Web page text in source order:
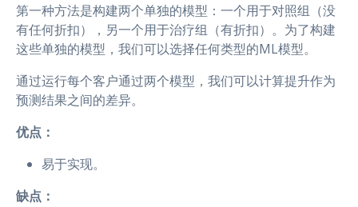
第一种方法是构建两个单独的模型：一个用于对照组（没
有任何折扣），另一个用于治疗组（有折扣）。为了构建
这些单独的模型，我们可以选择任何类型的ML模型。
通过运行每个客户通过两个模型，我们可以计算提升作为
预测结果之间的差异。
优点：
易于实现。
缺点：